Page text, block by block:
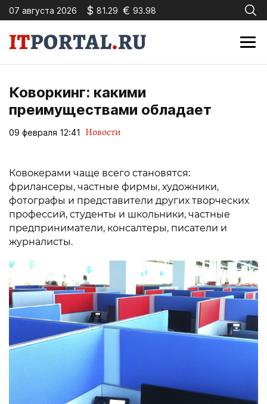
07 августа 2026 $ 81.29 € 93.98
Коворкинг: какими
преимуществами обладает
09 февраля 12:41 Новости
Ковокерами чаще всего становятся:
фрилансеры, частные фирмы, художники,
фотографы и представители других творческих
профессий, студенты и школьники, частные
предприниматели, консалтеры, писатели и
журналисты.